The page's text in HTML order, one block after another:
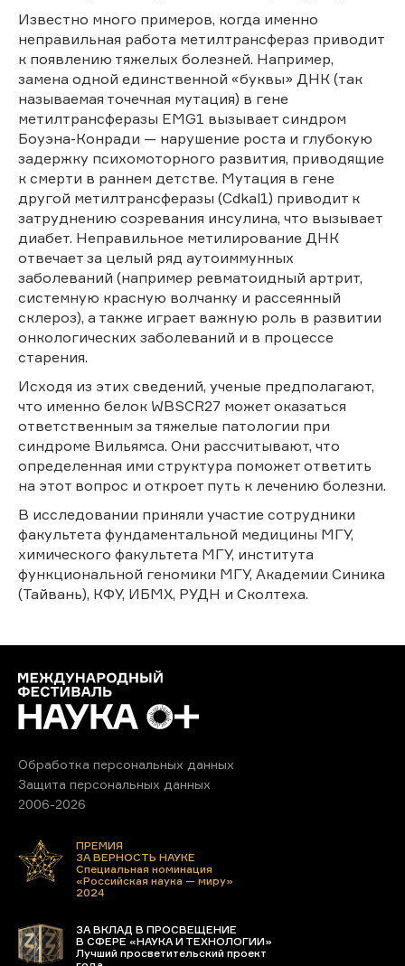
Известно много примеров, когда именно
неправильная работа метилтрансфераз приводит
к появлению тяжелых болезней. Например,
замена одной единственной «буквы» ДНК (так
называемая точечная мутация) в гене
метилтрансферазы EMG1 вызывает синдром
Боуэна-Конради — нарушение роста и глубокую
задержку психомоторного развития, приводящие
к смерти в раннем детстве. Мутация в гене
другой метилтрансферазы (Cdkal1) приводит к
затруднению созревания инсулина, что вызывает
диабет. Неправильное метилирование ДНК
отвечает за целый ряд аутоиммунных
заболеваний (например ревматоидный артрит,
системную красную волчанку и рассеянный
склероз), а также играет важную роль в развитии
онкологических заболеваний и в процессе
старения.
Исходя из этих сведений, ученые предполагают,
что именно белок WBSCR27 может оказаться
ответственным за тяжелые патологии при
синдроме Вильямса. Они рассчитывают, что
определенная ими структура поможет ответить
на этот вопрос и откроет путь к лечению болезни.
В исследовании приняли участие сотрудники
факультета фундаментальной медицины МГУ,
химического факультета МГУ, института
функциональной геномики МГУ, Академии Синика
(Тайвань), КФУ, ИБМХ, РУДН и Сколтеха.
Обработка персональных данных
Защита персональных данных
2006-2026
ПРЕМИЯ
ЗА ВЕРНОСТЬ НАУКЕ
Специальная номинация
«Российская наука — миру»
2024
ЗА ВКЛАД В ПРОСВЕЩЕНИЕ
В СФЕРЕ «НАУКА И ТЕХНОЛОГИИ»
Лучший просветительский проект